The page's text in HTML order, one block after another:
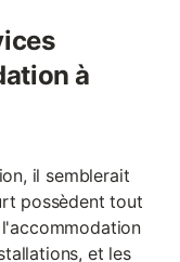
à
il semblerait
possèdent tout
et les